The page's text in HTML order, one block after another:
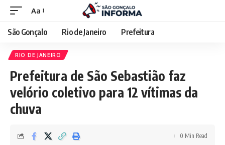
Aa
São Gonçalo Rio de Janeiro Prefeitura
RIO DE JANEIRO
Prefeitura de São Sebastião faz
velório coletivo para 12 vítimas da
chuva
0 Min Read